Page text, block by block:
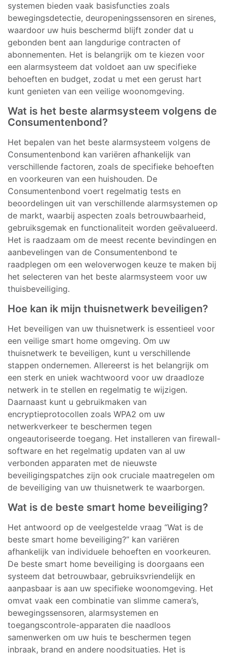
systemen bieden vaak basisfuncties zoals
bewegingsdetectie, deuropeningssensoren en sirenes,
waardoor uw huis beschermd blijft zonder dat u
gebonden bent aan langdurige contracten of
abonnementen. Het is belangrijk om te kiezen voor
een alarmsysteem dat voldoet aan uw specifieke
behoeften en budget, zodat u met een gerust hart
kunt genieten van een veilige woonomgeving.
Wat is het beste alarmsysteem volgens de
Consumentenbond?
Het bepalen van het beste alarmsysteem volgens de
Consumentenbond kan variëren afhankelijk van
verschillende factoren, zoals de specifieke behoeften
en voorkeuren van een huishouden. De
Consumentenbond voert regelmatig tests en
beoordelingen uit van verschillende alarmsystemen op
de markt, waarbij aspecten zoals betrouwbaarheid,
gebruiksgemak en functionaliteit worden geëvalueerd.
Het is raadzaam om de meest recente bevindingen en
aanbevelingen van de Consumentenbond te
raadplegen om een weloverwogen keuze te maken bij
het selecteren van het beste alarmsysteem voor uw
thuisbeveiliging.
Hoe kan ik mijn thuisnetwerk beveiligen?
Het beveiligen van uw thuisnetwerk is essentieel voor
een veilige smart home omgeving. Om uw
thuisnetwerk te beveiligen, kunt u verschillende
stappen ondernemen. Allereerst is het belangrijk om
een sterk en uniek wachtwoord voor uw draadloze
netwerk in te stellen en regelmatig te wijzigen.
Daarnaast kunt u gebruikmaken van
encryptieprotocollen zoals WPA2 om uw
netwerkverkeer te beschermen tegen
ongeautoriseerde toegang. Het installeren van firewall-
software en het regelmatig updaten van al uw
verbonden apparaten met de nieuwste
beveiligingspatches zijn ook cruciale maatregelen om
de beveiliging van uw thuisnetwerk te waarborgen.
Wat is de beste smart home beveiliging?
Het antwoord op de veelgestelde vraag “Wat is de
beste smart home beveiliging?” kan variëren
afhankelijk van individuele behoeften en voorkeuren.
De beste smart home beveiliging is doorgaans een
systeem dat betrouwbaar, gebruiksvriendelijk en
aanpasbaar is aan uw specifieke woonomgeving. Het
omvat vaak een combinatie van slimme camera’s,
bewegingssensoren, alarmsystemen en
toegangscontrole-apparaten die naadloos
samenwerken om uw huis te beschermen tegen
inbraak, brand en andere noodsituaties. Het is